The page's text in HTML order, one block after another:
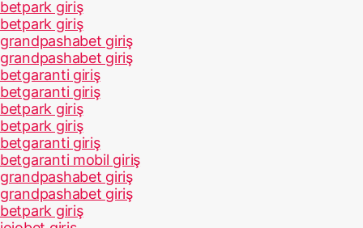
betpark giriş
betpark giriş
grandpashabet giriş
grandpashabet giriş
betgaranti giriş
betgaranti giriş
betpark giriş
betpark giriş
betgaranti giriş
betgaranti mobil giriş
grandpashabet giriş
grandpashabet giriş
betpark giriş